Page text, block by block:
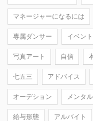
マネージャーになるには
専属ダンサー イベン
写真アート 自信
七五三 アドバイス
オーデション メンタ
給与形態 アルバイト